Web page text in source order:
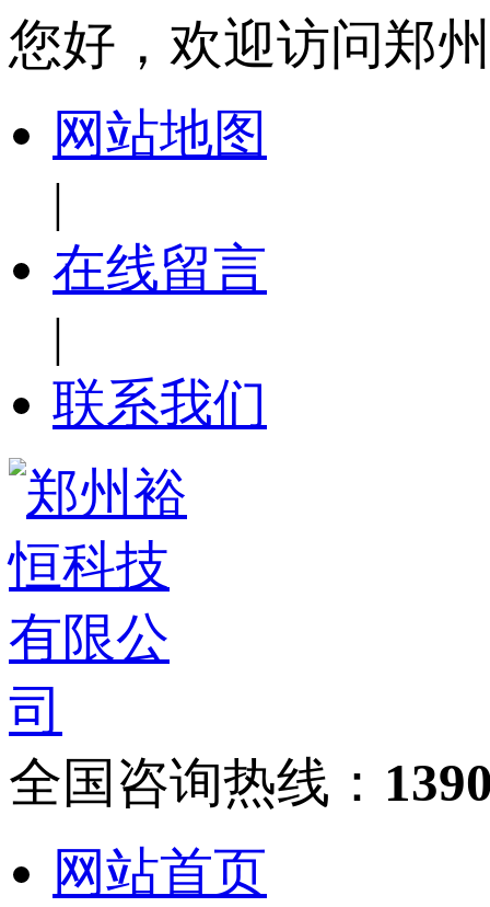
您好，欢迎访问郑
网站地图
|
在线留言
|
联系我们
全国咨询热线：
网站首页